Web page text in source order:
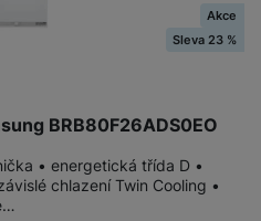
BRB80F26ADS0EO
Akce
Sleva 23 %
• energetická třída D •
chlazení Twin Cooling •